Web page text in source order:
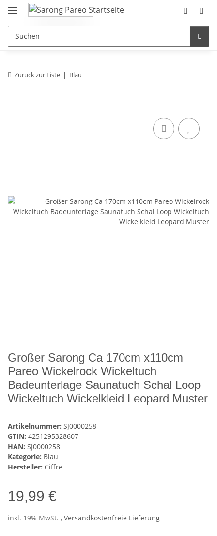
Zurück zur Liste Blau
Großer Sarong Ca 170cm x110cm
Pareo Wickelrock Wickeltuch
Badeunterlage Saunatuch Schal Loop
Wickeltuch Wickelkleid Leopard Muster
Artikelnummer: SJ0000258
GTIN: 4251295328607
HAN: SJ0000258
Kategorie: Blau
Hersteller: Ciffre
19,99 €
inkl. 19% MwSt. , Versandkostenfreie Lieferung